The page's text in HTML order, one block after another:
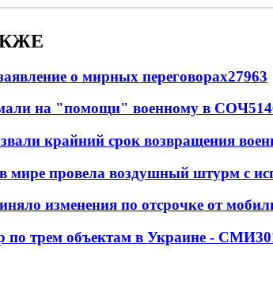
о мирных переговорах27963
на "помощи" военному в СОЧ
крайний срок возвращения
мире провела воздушный штурм с
изменения по отсрочке от
по трем объектам в Украине - СМИ